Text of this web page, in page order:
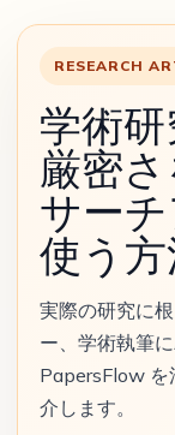
RESEARCH
学術
厳密
サー
使う
実際の研究に
ー、学術執筆
PapersFlow を
介します。